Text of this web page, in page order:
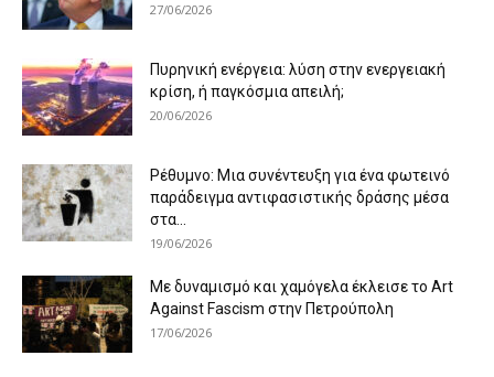
27/06/2026
Πυρηνική ενέργεια: λύση στην ενεργειακή
κρίση, ή παγκόσμια απειλή;
20/06/2026
Ρέθυμνο: Μια συνέντευξη για ένα φωτεινό
παράδειγμα αντιφασιστικής δράσης μέσα
στα...
19/06/2026
Με δυναμισμό και χαμόγελα έκλεισε το Art
Against Fascism στην Πετρούπολη
17/06/2026